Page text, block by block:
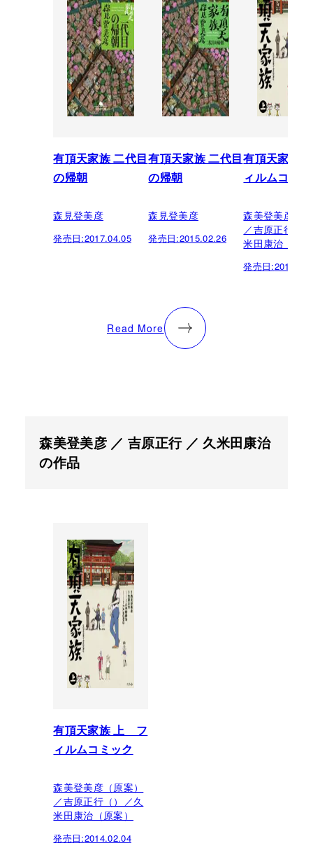
有頂天家族 二代目
の帰朝
森見登美彦
発売日:2017.04.05
有頂天家族 二代目
の帰朝
森見登美彦
発売日:2015.02.26
有頂天家族
ィルムコミ
森美登美彦（
／吉原正行（
米田康治（原
発売日:
Read More
森美登美彦 ／ 吉原正行 ／ 久米田康治
の作品
有頂天家族 上 フ
ィルムコミック
森美登美彦（原案）
／吉原正行（）／久
米田康治（原案）
発売日:2014.02.04